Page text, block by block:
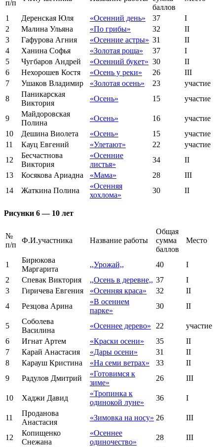
п/п
баллов
1 Деренская Юля «Осенний день» 37
I
2
Малина Ульяна «По грибы» 32
II
3
Гафурова Агния «Осенние астры» 31
II
4
Ханина Софья «Золотая роща» 37
I
5
Чугбаров Андрей «Осенний букет» 30
II
6
Нехорошев Костя «Осень у реки» 26
III
7
Ушаков Владимир «Золотая осень» 23
участие
8
Паникарская
Виктория
«Осень» 15 участие
9
Майдоровская
Полина
«Осень» 16
участие
10
Дешина Виолета «Осень» 15
участие
11
Кауц Евгений «Улетают» 22
участие
12
Бесчастнова
Виктория
«Осенние
листья»
34
II
13
Косякова Ариадна «Мама» 28
III
14
Жаткина Полина
«Осенняя
хохлома»
30 II
Рисунки 6 — 10 лет
№
п/п
Ф.И.участника Название работы
Общая
сумма
баллов
Место
1
Бирюкова
Маргарита
,,Урожай,, 40
I
2
Спевак Виктория ,,Осень в деревне,, 37
I
3
Гиричева Евгения «Осенняя краса» 32
II
4
Резцова Арина
«В осеннем
парке»
30 II
5
Соболева
Василина
«Осеннее дерево» 22
участие
6
Игнат Артем «Краски осени» 35
II
7
Карай Анастасия «Дары осени» 31
II
8
Карауш Кристина «На семи ветрах» 33
II
9
Радулов Дмитрий
«Готовимся к
зиме»
26 III
10 Хаджи Давид
«Тропинка к
одинокой луне»
36 I
11
Проданова
Анастасия
«Зимовка на носу» 26 III
12
Копищенко
Снежана
«Осеннее
одиночество»
28
III